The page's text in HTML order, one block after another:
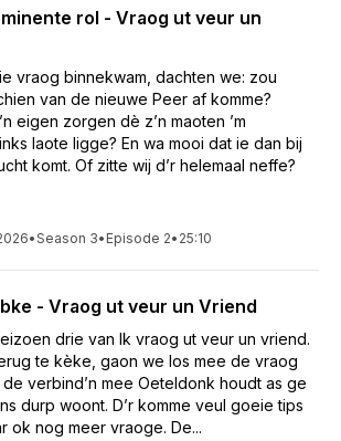
rol - Vraog ut veur un
vraog binnekwam, dachten we: zou
van de nieuwe Peer af komme?
eigen zorgen dè z’n maoten ’m
laote ligge? En wa mooi dat ie dan bij
komt. Of zitte wij d’r helemaal neffe?
•Season 3• Episode 2• 25:10
- Vraog ut veur un Vriend
drie van Ik vraog ut veur un vriend.
te kèke, gaon we los mee de vraog
verbind’n mee Oeteldonk houdt as ge
durp woont. D’r komme veul goeie tips
ok nog meer vraoge. De...